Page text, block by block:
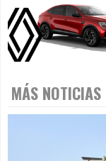
MÁS NOTICIAS